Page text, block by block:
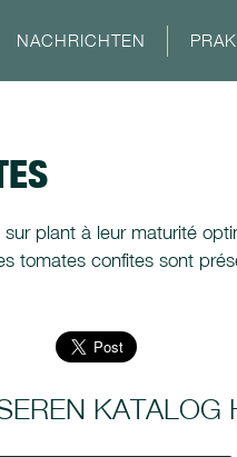
NACHRICHTEN
plant à leur maturité
tomates confites sont
KATALOG